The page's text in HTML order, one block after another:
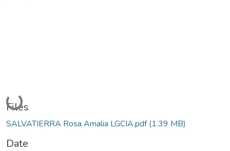
Loading...
Files
SALVATIERRA Rosa Amalia LGCIA.pdf(1.39 MB)
Date